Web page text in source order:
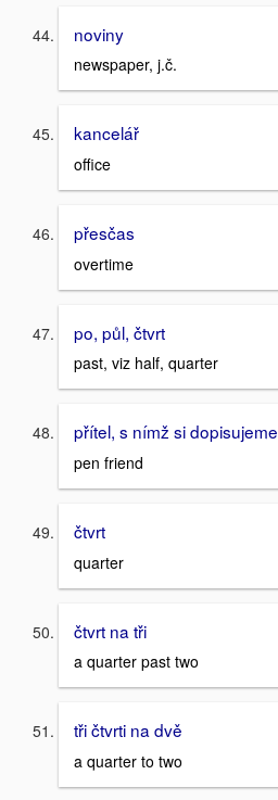
noviny
newspaper, j.č.
kancelář
office
přesčas
overtime
po, půl, čtvrt
past, viz half, quarter
přítel, s nímž si dopisujeme
pen friend
čtvrt
quarter
čtvrt na tři
a quarter past two
tři čtvrti na dvě
a quarter to two